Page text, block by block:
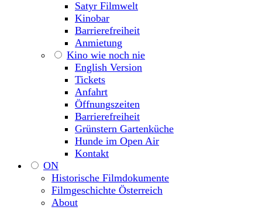
Satyr Filmwelt
Kinobar
Barrierefreiheit
Anmietung
Kino wie noch nie
English Version
Tickets
Anfahrt
Öffnungszeiten
Barrierefreiheit
Grünstern Gartenküche
Hunde im Open Air
Kontakt
ON
Historische Filmdokumente
Filmgeschichte Österreich
About